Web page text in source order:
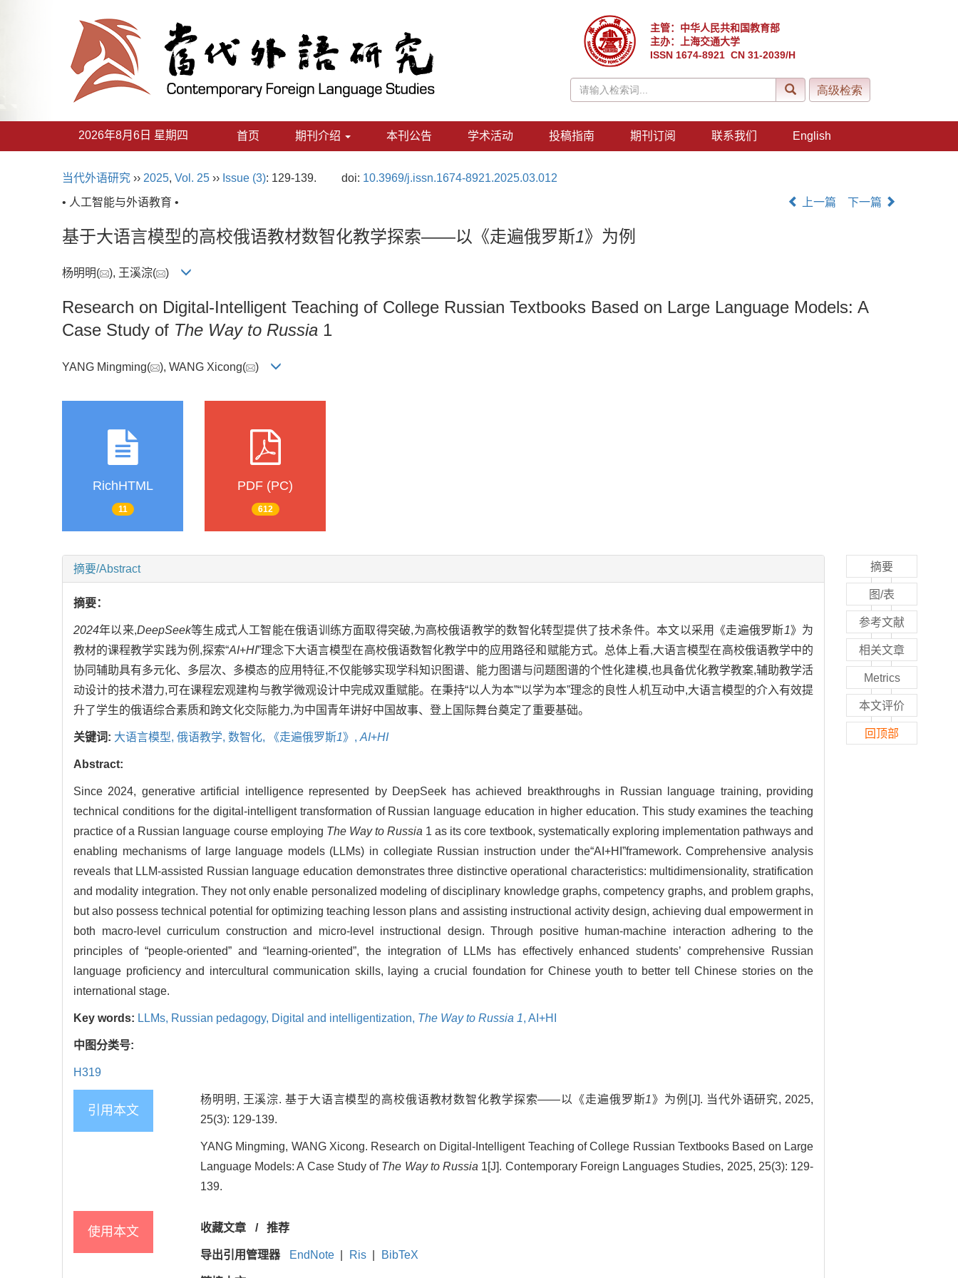
主管：中华人民共和国教育部
主办：上海交通大学
ISSN 1674-8921 CN 31-2039/H
2026年8月6日 星期四 首页 期刊介绍 本刊公告 学术活动 投稿指南 期刊订阅 联系我们 English
当代外语研究 ›› 2025, Vol. 25 ›› Issue (3): 129-139. doi: 10.3969/j.issn.1674-8921.2025.03.012
• 人工智能与外语教育 •
上一篇 下一篇
基于大语言模型的高校俄语教材数智化教学探索——以《走遍俄罗斯1》为例
杨明明( ), 王溪淙( )
Research on Digital-Intelligent Teaching of College Russian Textbooks Based on Large Language Models: A
Case Study of The Way to Russia 1
YANG Mingming( ), WANG Xicong( )
RichHTML
11
PDF (PC)
612
摘要/Abstract
摘要：
2024年以来,DeepSeek等生成式人工智能在俄语训练方面取得突破,为高校俄语教学的数智化转型提供了技术条件。本文以采用《走遍俄罗斯1》为
教材的课程教学实践为例,探索“AI+HI”理念下大语言模型在高校俄语数智化教学中的应用路径和赋能方式。总体上看,大语言模型在高校俄语教学中的
协同辅助具有多元化、多层次、多模态的应用特征,不仅能够实现学科知识图谱、能力图谱与问题图谱的个性化建模,也具备优化教学教案,辅助教学活
动设计的技术潜力,可在课程宏观建构与教学微观设计中完成双重赋能。在秉持“以人为本”“以学为本”理念的良性人机互动中,大语言模型的介入有效提
升了学生的俄语综合素质和跨文化交际能力,为中国青年讲好中国故事、登上国际舞台奠定了重要基础。
关键词: 大语言模型, 俄语教学, 数智化, 《走遍俄罗斯1》, AI+HI
Abstract:
Since 2024, generative artificial intelligence represented by DeepSeek has achieved breakthroughs in Russian language training, providing
technical conditions for the digital-intelligent transformation of Russian language education in higher education. This study examines the teaching
practice of a Russian language course employing The Way to Russia 1 as its core textbook, systematically exploring implementation pathways and
enabling mechanisms of large language models (LLMs) in collegiate Russian instruction under the“AI+HI”framework. Comprehensive analysis
reveals that LLM-assisted Russian language education demonstrates three distinctive operational characteristics: multidimensionality, stratification
and modality integration. They not only enable personalized modeling of disciplinary knowledge graphs, competency graphs, and problem graphs,
but also possess technical potential for optimizing teaching lesson plans and assisting instructional activity design, achieving dual empowerment in
both macro-level curriculum construction and micro-level instructional design. Through positive human-machine interaction adhering to the
principles of “people-oriented” and “learning-oriented”, the integration of LLMs has effectively enhanced students’ comprehensive Russian
language proficiency and intercultural communication skills, laying a crucial foundation for Chinese youth to better tell Chinese stories on the
international stage.
Key words: LLMs, Russian pedagogy, Digital and intelligentization, The Way to Russia 1, AI+HI
中图分类号:
H319
引用本文
杨明明, 王溪淙. 基于大语言模型的高校俄语教材数智化教学探索——以《走遍俄罗斯1 》为例[J]. 当代外语研究, 2025,
25(3): 129-139.
YANG Mingming, WANG Xicong. Research on Digital-Intelligent Teaching of College Russian Textbooks Based on Large
Language Models: A Case Study of The Way to Russia 1[J]. Contemporary Foreign Languages Studies, 2025, 25(3): 129-
139.
使用本文 收藏文章 / 推荐
导出引用管理器 EndNote Ris BibTeX
摘要
图/表
参考文献
相关文章
Metrics
本文评价
回顶部